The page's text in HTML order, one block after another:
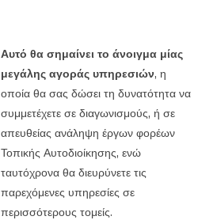
Αυτό θα σημαίνει το άνοιγμα μίας
μεγάλης αγοράς υπηρεσιών, η
οποία θα σας δώσει τη δυνατότητα να
συμμετέχετε σε διαγωνισμούς, ή σε
απευθείας ανάληψη έργων φορέων
Τοπικής Αυτοδιοίκησης, ενώ
ταυτόχρονα θα διευρύνετε τις
παρεχόμενες υπηρεσίες σε
περισσότερους τομείς.